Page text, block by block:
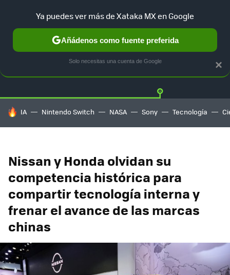
TESLA UBER AUTO ELECTRICO Twitter
HOY SE HABLA DE
IA Nintendo Switch NASA Sony Tecnología
Nissan y Honda olvidan su
competencia histórica para
compartir tecnología interna y
frenar el avance de las marcas
chinas
×
Ya puedes ver más de Xataka MX en Google
Añádenos como fuente preferida
Solo necesitas una cuenta de Google